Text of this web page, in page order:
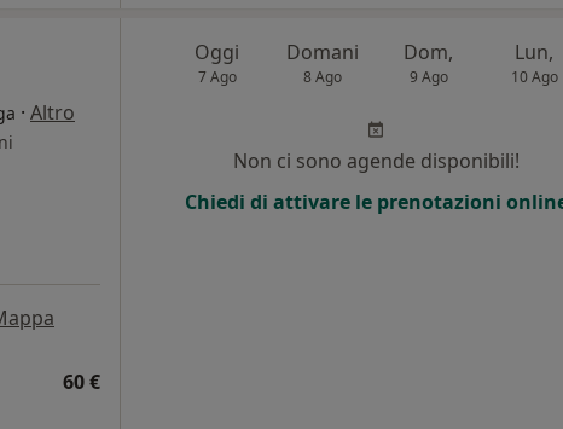
· Altro
60 €
Oggi
7 Ago
Domani
8 Ago
Dom,
9 Ago
Lun,
10 Ago
Non ci sono agende disponibili!
Chiedi di attivare le prenotazioni